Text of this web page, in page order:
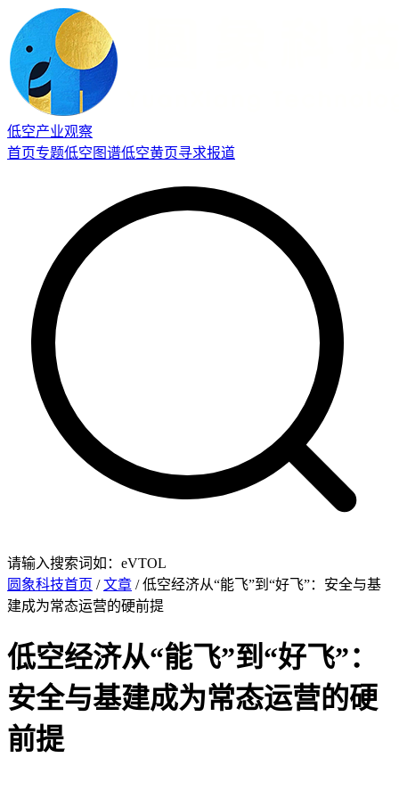
低空产业观察
首页专题低空图谱低空黄页寻求报道
请输入搜索词如：eVTOL
圆象科技首页 /文章 / 低空经济从“能飞”到“好飞”：安全与基
建成为常态运营的硬前提
低空经济从“能飞”到“好飞”：
安全与基建成为常态运营的硬
前提